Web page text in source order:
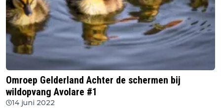
Omroep Gelderland Achter de schermen bij
wildopvang Avolare #1
14 juni 2022